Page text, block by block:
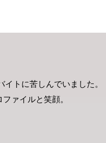
トに苦しんでいました。
ァイルと笑顔。